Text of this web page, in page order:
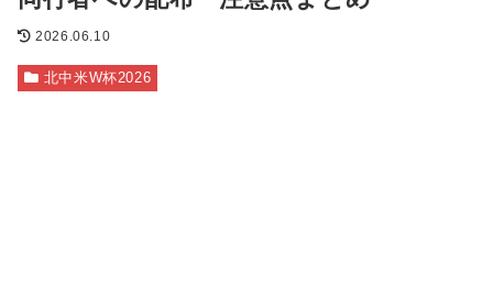
2026.06.10
北中米W杯2026